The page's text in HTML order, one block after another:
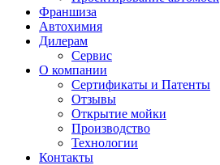
Франшиза
Автохимия
Дилерам
Сервис
О компании
Сертификаты и Патенты
Отзывы
Открытие мойки
Производство
Технологии
Контакты